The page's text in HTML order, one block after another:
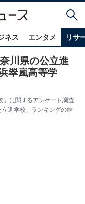
ネス エンタメ リサ
川県の公立進
翠嵐高等学
」に関するアンケート調査
進学校」ランキングの結